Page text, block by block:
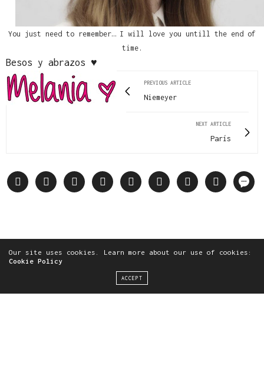
You just need to remember… I will love you untill the end of
time.
Besos y abrazos ♥
PREVIOUS ARTICLE
Niemeyer
NEXT ARTICLE
París
Our site uses cookies. Learn more about our use of cookies:
Cookie Policy
ACCEPT